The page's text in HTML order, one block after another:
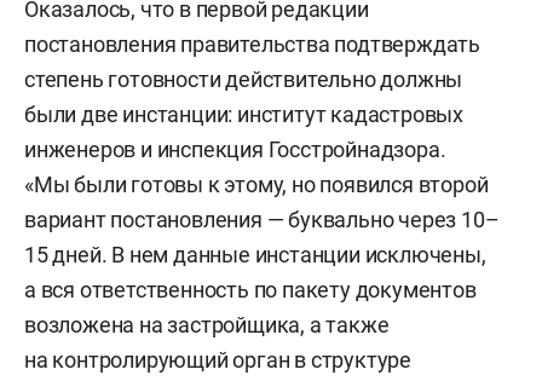
Оказалось, что в первой редакции
постановления правительства подтверждать
степень готовности действительно должны
были две инстанции: институт кадастровых
инженеров и инспекция Госстройнадзора.
«Мы были готовы к этому, но появился второй
вариант постановления — буквально через 10–
15 дней. В нем данные инстанции исключены,
а вся ответственность по пакету документов
возложена на застройщика, а также
на контролирующий орган в структуре